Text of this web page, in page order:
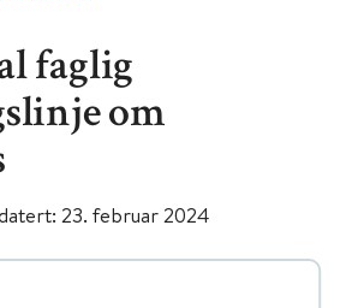
faglig
om
23. februar 2024